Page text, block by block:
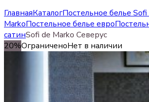
ГлавнаяКаталогПостельное белье Sofi
MarkoПостельное белье евро
сатинSofi de Marko Северус
20%ОграниченоНет в наличии